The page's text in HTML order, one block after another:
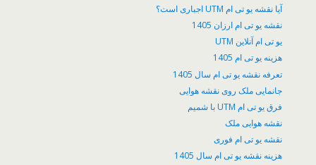
آیا نقشه یو تی ام UTM اجباری است؟
نقشه یو تی ام ارزان 1405
یو تی ام آنلاین UTM
هزینه یو تی ام 1405
تعرفه نقشه یو تی ام سال 1405
جانمایی ملک روی نقشه هوایی
فرق یو تی ام UTM با شمیم
نقشه هوایی ملک
نقشه یو تی ام فوری
هزینه نقشه یو تی ام سال 1405